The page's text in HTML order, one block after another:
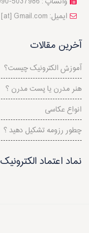
a2zelearn [at] Gmail.com :ایمیل
آخرین مقالات
آموزش الکترونیک چیست؟
هنر مدرن یا پست مدرن ؟
انواع عکاسی
چطور رزومه تشکیل دهید ؟
نماد اعتماد الکترونیک